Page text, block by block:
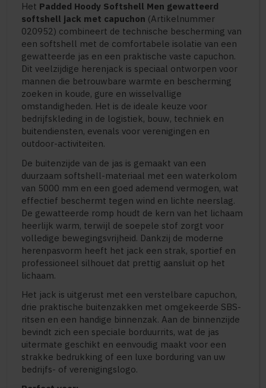
Het Padded Hoody Softshell Men gewatteerd
softshell jack met capuchon (Artikelnummer
020952) combineert de technische bescherming van
een softshell met de comfortabele isolatie van een
gewatteerde jas en een praktische vaste capuchon.
Dit veelzijdige herenjack is speciaal ontworpen voor
mannen die betrouwbare warmte en bescherming
zoeken in koude, gure en wisselvallige
omstandigheden. Het is de ideale keuze voor
bedrijfskleding in de logistiek, bouw, techniek en
buitendiensten, evenals voor verenigingen en
outdoor-activiteiten.
De buitenzijde van de jas is gemaakt van een
duurzaam softshell-materiaal met een waterkolom
van 5000 mm en een goed ademend vermogen, wat
effectief beschermt tegen wind en lichte neerslag.
De gewatteerde romp houdt de kern van het lichaam
heerlijk warm, terwijl de soepele stof zorgt voor
volledige bewegingsvrijheid. Dankzij de moderne
herenpasvorm heeft het jack een strak, sportief en
professioneel silhouet dat prettig aansluit op het
lichaam.
Het jack is uitgerust met een verstelbare capuchon,
drie praktische buitenzakken met omgekeerde SBS-
ritsen en een handige binnenzak. Aan de binnenzijde
bevindt zich een speciale borduurrits, wat de jas
uitermate geschikt en eenvoudig maakt voor een
strakke bedrukking of een luxe borduring van uw
bedrijfs- of verenigingslogo.